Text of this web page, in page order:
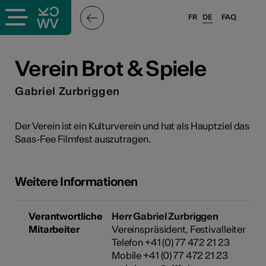
FAQ
FR DE
Verein Brot & Spiele
Gabriel Zurbriggen
Der Verein ist ein Kulturverein und hat als Hauptziel das
Saas-Fee Filmfest auszutragen.
Weitere Informationen
Verantwortliche
Mitarbeiter
Herr Gabriel Zurbriggen
Vereinspräsident, Festivalleiter
Telefon +41 (0) 77 472 21 23
Mobile +41 (0) 77 472 21 23